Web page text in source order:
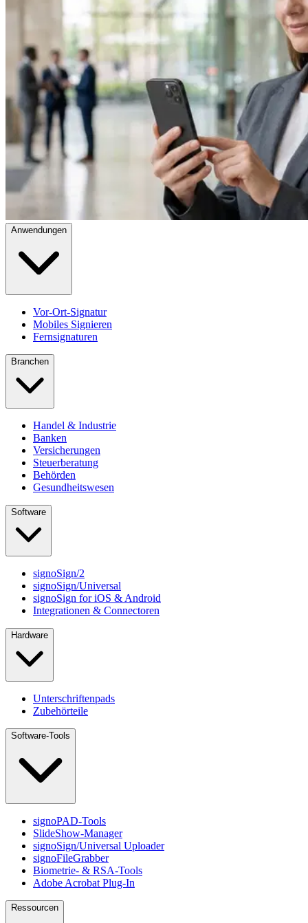
Anwendungen
Vor-Ort-Signatur
Mobiles Signieren
Fernsignaturen
Branchen
Handel & Industrie
Banken
Versicherungen
Steuerberatung
Behörden
Gesundheitswesen
Software
signoSign/2
signoSign/Universal
signoSign for iOS & Android
Integrationen & Connectoren
Hardware
Unterschriftenpads
Zubehörteile
Software-Tools
signoPAD-Tools
SlideShow-Manager
signoSign/Universal Uploader
signoFileGrabber
Biometrie- & RSA-Tools
Adobe Acrobat Plug-In
Ressourcen